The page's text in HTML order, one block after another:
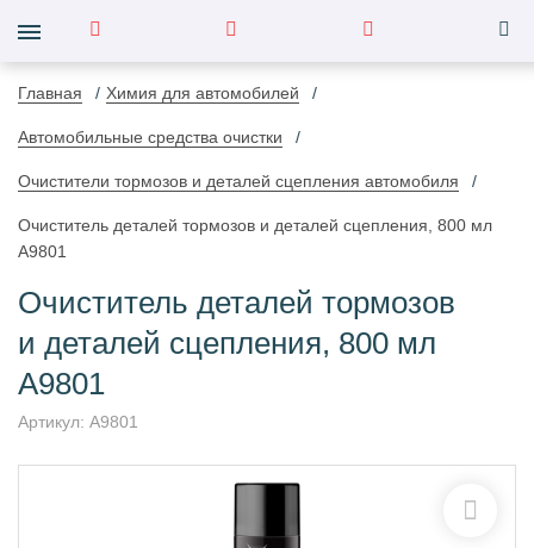
Главная Химия для автомобилей
Автомобильные средства очистки
Очистители тормозов и деталей сцепления автомобиля
Очиститель деталей тормозов и деталей сцепления, 800 мл
A9801
Очиститель деталей тормозов
и деталей сцепления, 800 мл
A9801
Артикул: A9801